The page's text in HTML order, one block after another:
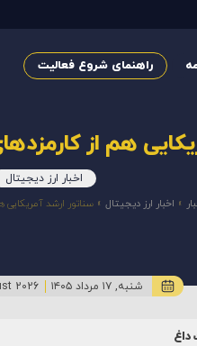
راهنمای شروع فعالیت
هم از
اخبار ارز دیجیتال
» اخبار ارز دیجیتال »سناتور ارشد آمریکایی
شنبه, ۱۷ مرداد ۱۴۰۵ 2026
داغ